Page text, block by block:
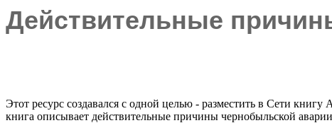
Действительные
Этот ресурс создавался с одной целью - разместить в Сети
книга описывает действительные причины чернобыльской